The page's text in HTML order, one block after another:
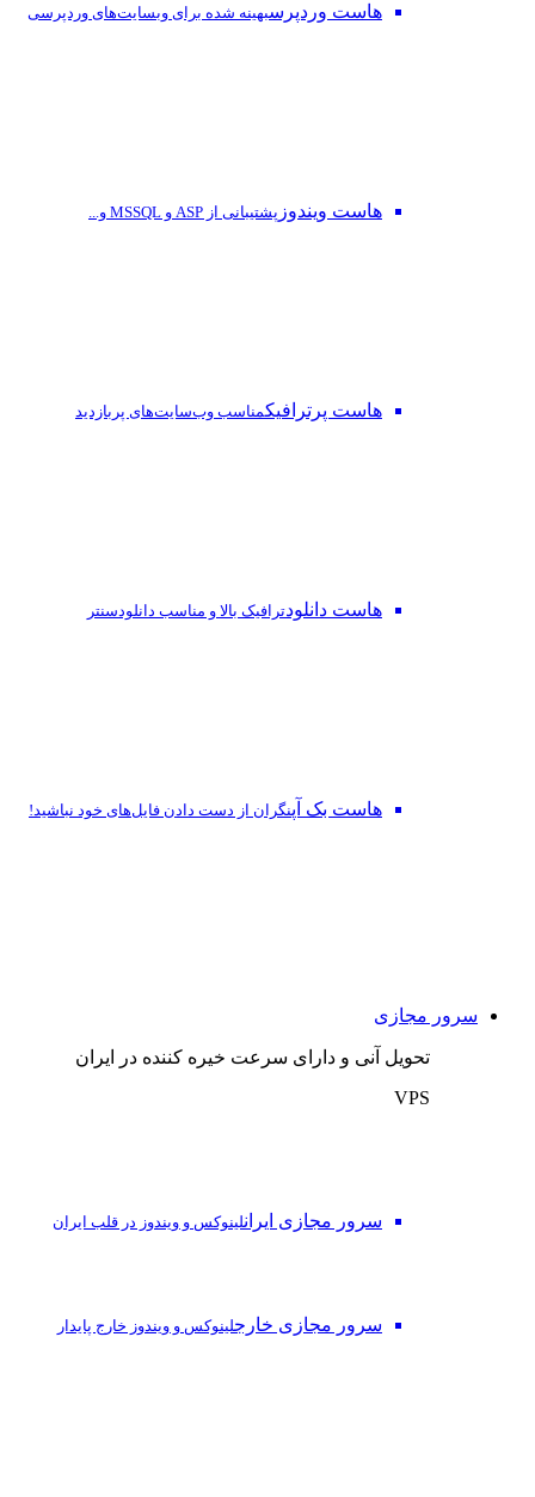
هاست وردپرسبهینه شده برای وبسایت‌های وردپرسی
هاست ویندوز پشتیبانی از ASP و MSSQL و...
هاست پرترافیکمناسب وب‌سایت‌های پربازدید
هاست دانلودترافیک بالا و مناسب دانلودسنتر
هاست بک آپنگران از دست‌ دادن فایل‌های خود نباشید!
سرور مجازی
تحویل آنی و دارای سرعت خیره کننده در ایران
VPS
سرور مجازی ایرانلینوکس و ویندوز در قلب ایران
سرور مجازی خارجلینوکس و ویندوز خارج پایدار